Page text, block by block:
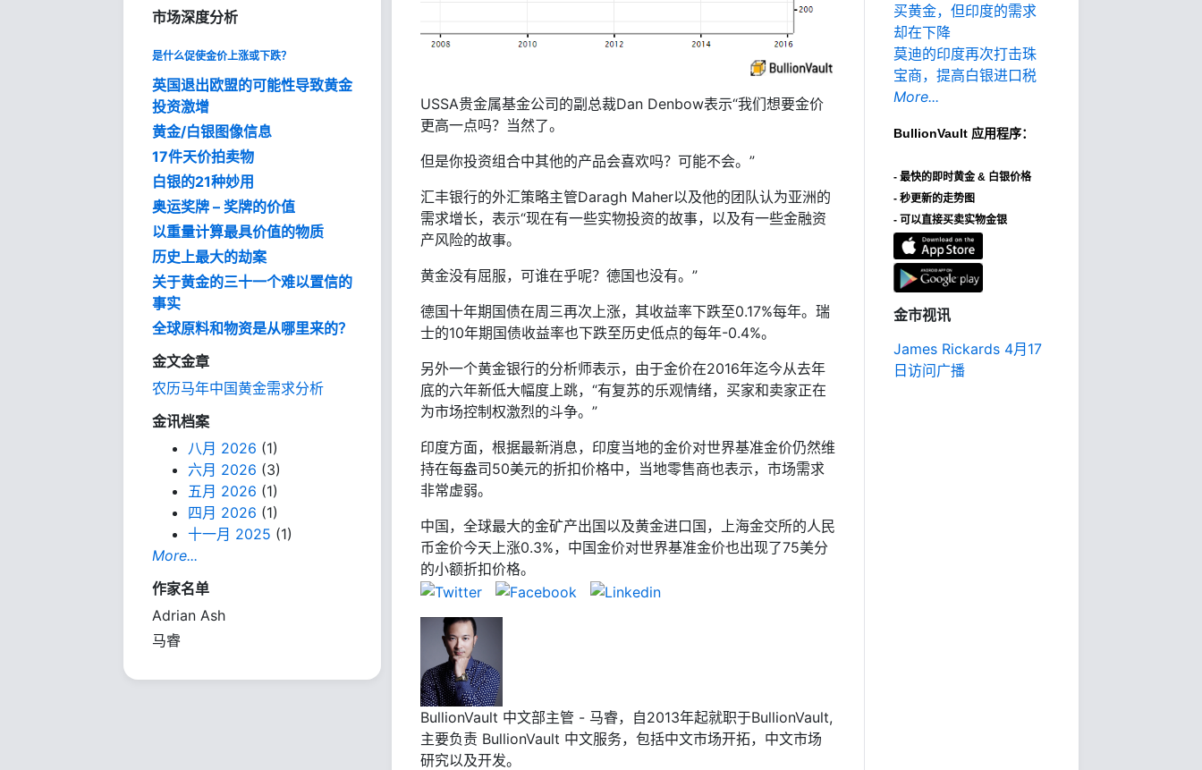
市场深度分析
是什么促使金价上涨或下跌？
英国退出欧盟的可能性导致黄金
投资激增
黄金/白银图像信息
17件天价拍卖物
白银的21种妙用
奥运奖牌 – 奖牌的价值
以重量计算最具价值的物质
历史上最大的劫案
关于黄金的三十一个难以置信的
事实
全球原料和物资是从哪里来的？
金文金章
农历马年中国黄金需求分析
金讯档案
八月 2026 (1)
六月 2026 (3)
五月 2026 (1)
四月 2026 (1)
十一月 2025 (1)
More...
作家名单
Adrian Ash
马睿
USSA贵金属基金公司的副总裁Dan Denbow表示“我们想要金价
更高一点吗？当然了。
但是你投资组合中其他的产品会喜欢吗？可能不会。”
汇丰银行的外汇策略主管Daragh Maher以及他的团队认为亚洲的
需求增长，表示“现在有一些实物投资的故事，以及有一些金融资
产风险的故事。
黄金没有屈服，可谁在乎呢？德国也没有。”
德国十年期国债在周三再次上涨，其收益率下跌至0.17%每年。瑞
士的10年期国债收益率也下跌至历史低点的每年-0.4%。
另外一个黄金银行的分析师表示，由于金价在2016年迄今从去年
底的六年新低大幅度上跳，“有复苏的乐观情绪，买家和卖家正在
为市场控制权激烈的斗争。”
印度方面，根据最新消息，印度当地的金价对世界基准金价仍然维
持在每盎司50美元的折扣价格中，当地零售商也表示，市场需求
非常虚弱。
中国，全球最大的金矿产出国以及黄金进口国，上海金交所的人民
币金价今天上涨0.3%，中国金价对世界基准金价也出现了75美分
的小额折扣价格。
BullionVault 中文部主管 - 马睿，自2013年起就职于BullionVault,
主要负责 BullionVault 中文服务，包括中文市场开拓，中文市场
研究以及开发。
买黄金，但印度的需求
却在下降
莫迪的印度再次打击珠
宝商，提高白银进口税
More...
BullionVault 应用程序：
- 最快的即时黄金 & 白银价格
- 秒更新的走势图
- 可以直接买卖实物金银
金市视讯
James Rickards 4月17
日访问广播